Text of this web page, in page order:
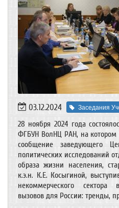
03.12.2024 Заседания
28 ноября 2024 года
ФГБУН ВолНЦ РАН, на котором
сообщение заведующего
политических исследований
образа жизни населения,
к.э.н. К.Е. Косыгиной,
некоммерческого сектора
вызовов для России: тренды,